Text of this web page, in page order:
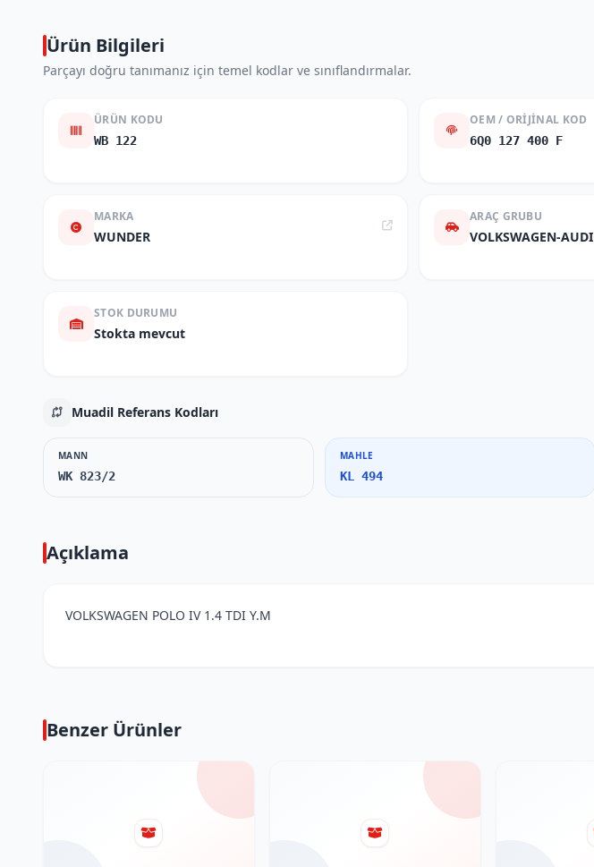
Ürün Bilgileri
Parçayı doğru tanımanız için temel kodlar ve sınıflandırmalar.
ÜRÜN KODU
WB 122
OEM / ORIJINAL KOD
6Q0 127 400 F
MARKA
WUNDER
ARAÇ GRUBU
VOLKSWAGEN-AUDI
STOK DURUMU
Stokta mevcut
Muadil Referans Kodları
MANN
WK 823/2
MAHLE
KL 494
Açıklama
VOLKSWAGEN POLO IV 1.4 TDI Y.M
Benzer Ürünler